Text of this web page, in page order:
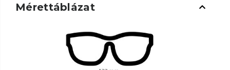
Mérettáblázat